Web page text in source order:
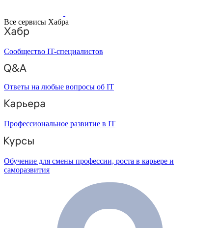
Все сервисы Хабра
Сообщество IT-специалистов
Ответы на любые вопросы об IT
Профессиональное развитие в IT
Обучение для смены профессии, роста в карьере и
саморазвития